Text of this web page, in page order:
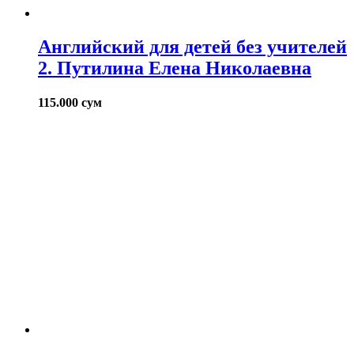
Английский для детей без учителей
2. Путилина Елена Николаевна
115.000 сум